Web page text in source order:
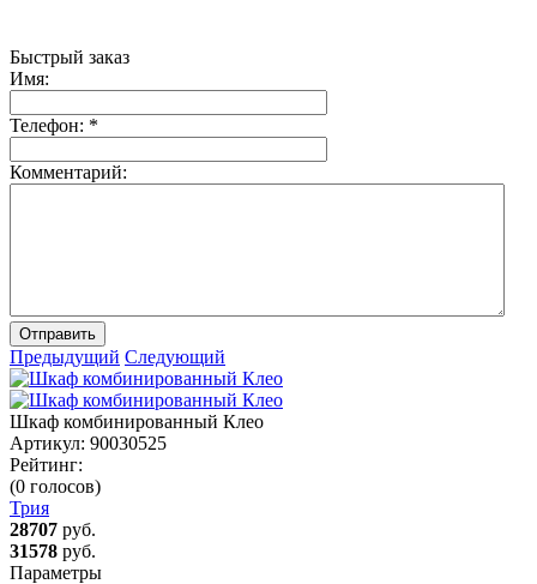
Быстрый заказ
Имя:
Телефон: *
Комментарий:
Отправить
Предыдущий Следующий
Шкаф комбинированный Клео
Артикул: 90030525
Рейтинг:
(0 голосов)
Трия
28707 руб.
31578 руб.
Параметры